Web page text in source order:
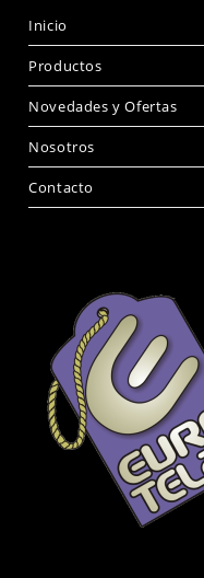
Inicio
Productos
Novedades y Ofertas
Nosotros
Contacto